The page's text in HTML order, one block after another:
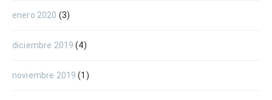
enero 2020 (3)
diciembre 2019 (4)
noviembre 2019 (1)